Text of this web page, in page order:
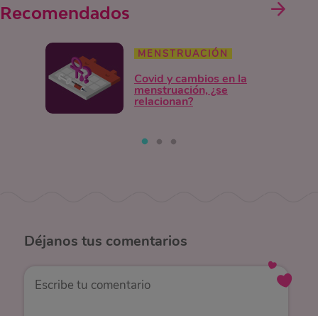
Recomendados
MENSTRUACIÓN
Covid y cambios en la
menstruación, ¿se
relacionan?
Déjanos tus comentarios